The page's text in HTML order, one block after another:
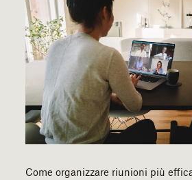
Come organizzare riunioni più